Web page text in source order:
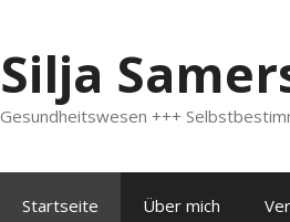
Silja
Gesundheitswesen +++
Startseite Über mich